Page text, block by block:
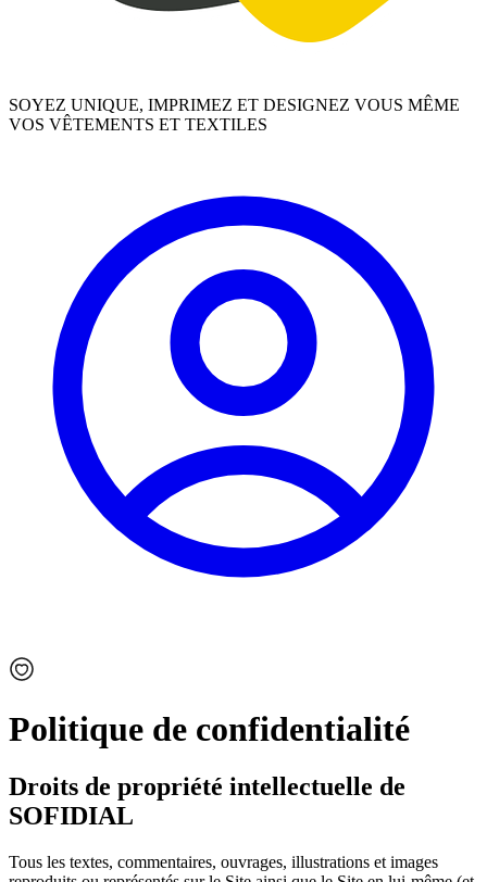
SOYEZ UNIQUE, IMPRIMEZ ET DESIGNEZ VOUS MÊME
VOS VÊTEMENTS ET TEXTILES
Politique de confidentialité
Droits de propriété intellectuelle de
SOFIDIAL
Tous les textes, commentaires, ouvrages, illustrations et images